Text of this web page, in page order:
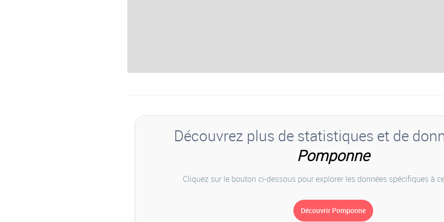
Découvrez plus de statistiques et de
Pomponne
Cliquez sur le bouton ci-dessous pour explorer les données spécifiques à